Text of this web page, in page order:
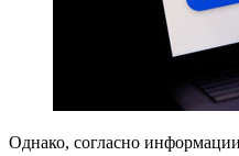
Однако, согласно